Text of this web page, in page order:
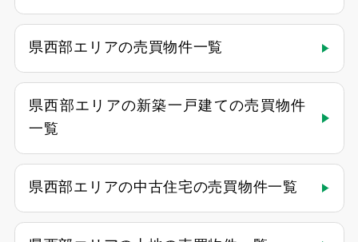
県西部エリアの売買物件一覧
県西部エリアの新築一戸建ての売買物件
一覧
県西部エリアの中古住宅の売買物件一覧